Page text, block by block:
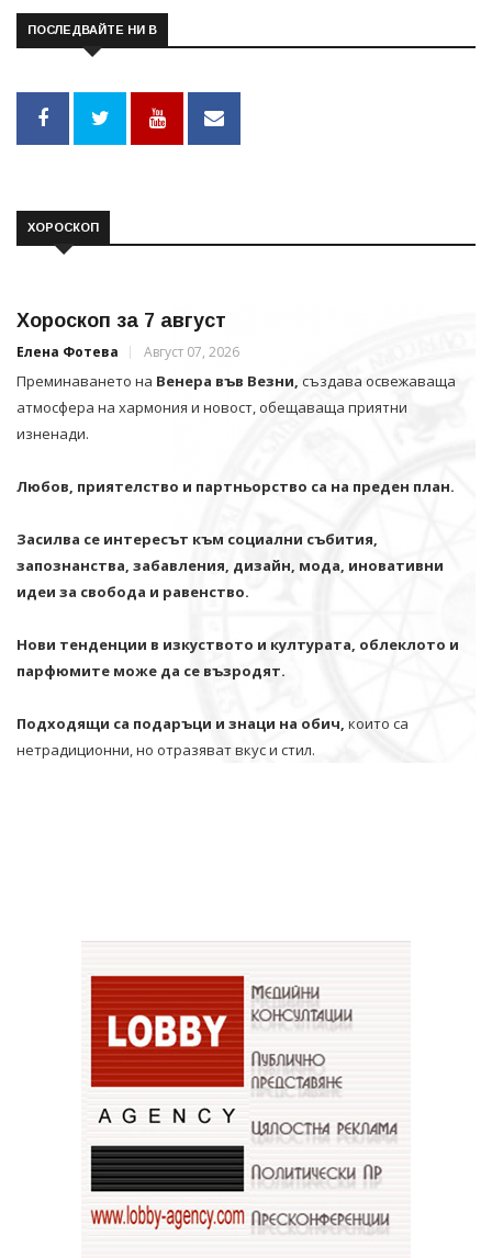
ПОСЛЕДВАЙТЕ НИ В
ХОРОСКОП
Хороскоп за 7 август
Елена Фотева Август 07, 2026
Преминаването на Венера във Везни, създава освежаваща
атмосфера на хармония и новост, обещаваща приятни
изненади.
Любов, приятелство и партньорство са на преден план.
Засилва се интересът към социални събития,
запознанства, забавления, дизайн, мода, иновативни
идеи за свобода и равенство.
Нови тенденции в изкуството и културата, облеклото и
парфюмите може да се възродят.
Подходящи са подаръци и знаци на обич, които са
нетрадиционни, но отразяват вкус и стил.